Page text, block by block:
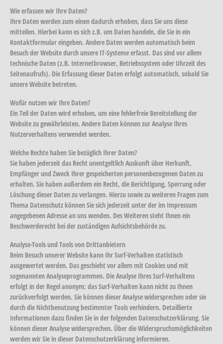
Wie erfassen wir Ihre Daten?
Ihre Daten werden zum einen dadurch erhoben, dass Sie uns diese
mitteilen. Hierbei kann es sich z.B. um Daten handeln, die Sie in ein
Kontaktformular eingeben. Andere Daten werden automatisch beim
Besuch der Website durch unsere IT-Systeme erfasst. Das sind vor allem
technische Daten (z.B. Internetbrowser, Betriebssystem oder Uhrzeit des
Seitenaufrufs). Die Erfassung dieser Daten erfolgt automatisch, sobald Sie
unsere Website betreten.
Wofür nutzen wir Ihre Daten?
Ein Teil der Daten wird erhoben, um eine fehlerfreie Bereitstellung der
Website zu gewährleisten. Andere Daten können zur Analyse Ihres
Nutzerverhaltens verwendet werden.
Welche Rechte haben Sie bezüglich Ihrer Daten?
Sie haben jederzeit das Recht unentgeltlich Auskunft über Herkunft,
Empfänger und Zweck Ihrer gespeicherten personenbezogenen Daten zu
erhalten. Sie haben außerdem ein Recht, die Berichtigung, Sperrung oder
Löschung dieser Daten zu verlangen. Hierzu sowie zu weiteren Fragen zum
Thema Datenschutz können Sie sich jederzeit unter der im Impressum
angegebenen Adresse an uns wenden. Des Weiteren steht Ihnen ein
Beschwerderecht bei der zuständigen Aufsichtsbehörde zu.
Analyse-Tools und Tools von Drittanbietern
Beim Besuch unserer Website kann Ihr Surf-Verhalten statistisch
ausgewertet werden. Das geschieht vor allem mit Cookies und mit
sogenannten Analyseprogrammen. Die Analyse Ihres Surf-Verhaltens
erfolgt in der Regel anonym; das Surf-Verhalten kann nicht zu Ihnen
zurückverfolgt werden. Sie können dieser Analyse widersprechen oder sie
durch die Nichtbenutzung bestimmter Tools verhindern. Detaillierte
Informationen dazu finden Sie in der folgenden Datenschutzerklärung. Sie
können dieser Analyse widersprechen. Über die Widerspruchsmöglichkeiten
werden wir Sie in dieser Datenschutzerklärung informieren.